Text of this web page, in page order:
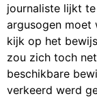
journaliste lijkt
argusogen moet
kijk op het
zou zich toch
beschikbare
verkeerd werd